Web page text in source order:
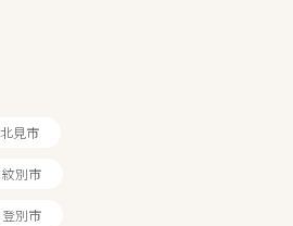
北見市
紋別市
登別市